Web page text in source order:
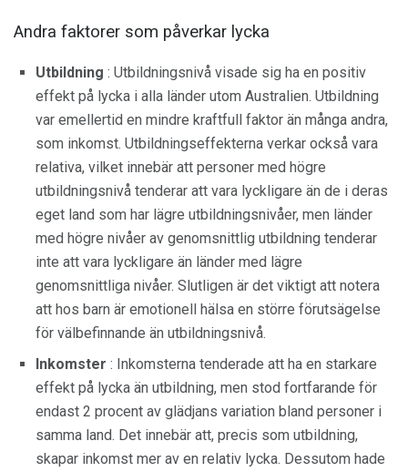
Andra faktorer som påverkar lycka
Utbildning : Utbildningsnivå visade sig ha en positiv
effekt på lycka i alla länder utom Australien. Utbildning
var emellertid en mindre kraftfull faktor än många andra,
som inkomst. Utbildningseffekterna verkar också vara
relativa, vilket innebär att personer med högre
utbildningsnivå tenderar att vara lyckligare än de i deras
eget land som har lägre utbildningsnivåer, men länder
med högre nivåer av genomsnittlig utbildning tenderar
inte att vara lyckligare än länder med lägre
genomsnittliga nivåer. Slutligen är det viktigt att notera
att hos barn är emotionell hälsa en större förutsägelse
för välbefinnande än utbildningsnivå.
Inkomster : Inkomsterna tenderade att ha en starkare
effekt på lycka än utbildning, men stod fortfarande för
endast 2 procent av glädjans variation bland personer i
samma land. Det innebär att, precis som utbildning,
skapar inkomst mer av en relativ lycka. Dessutom hade